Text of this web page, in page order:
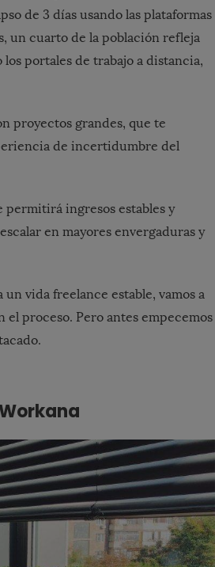
de 3 días usando las plataformas
un cuarto de la población refleja
portales de trabajo a distancia,
proyectos grandes, que te
de incertidumbre del
permitirá ingresos estables y
en mayores envergaduras y
vida freelance estable, vamos a
el proceso. Pero antes empecemos